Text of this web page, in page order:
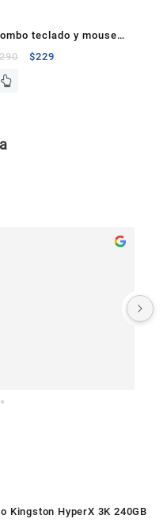
teclado y mouse
usb Easy Line
290 $229
Kingston HyperX 3K 240GB